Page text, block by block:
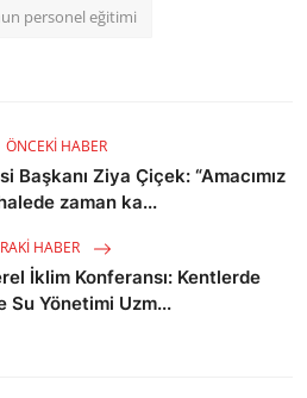
personel eğitimi
ÖNCEKI HABER
Ziya Çiçek: “Amacımız
zaman ka...
HABER
İklim Konferansı: Kentlerde
Su Yönetimi Uzm...